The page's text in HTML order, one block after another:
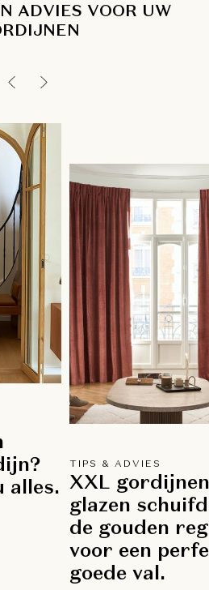
ADVIES VOOR UW
alles.
TIPS & ADVIES
XXL
glazen
de gouden
voor een
goede val.